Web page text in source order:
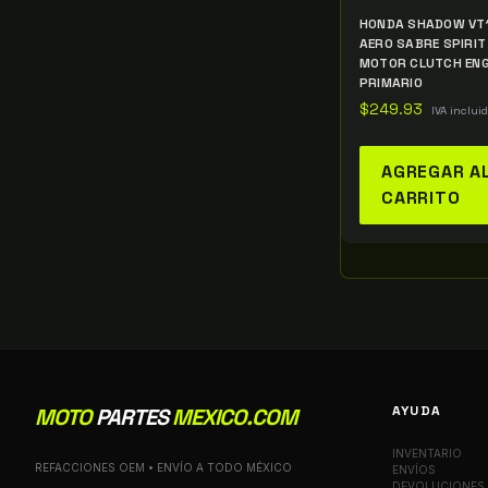
HONDA SHADOW
AERO SABRE
MOTOR CLUTCH
PRIMARIO
$249.93 IVA
AGREGAR
CARRITO
MOTOPARTESMEXICO.COM
REFACCIONES OEM • ENVÍO A TODO MÉXICO
AYUDA
INVENTARIO
ENVÍOS